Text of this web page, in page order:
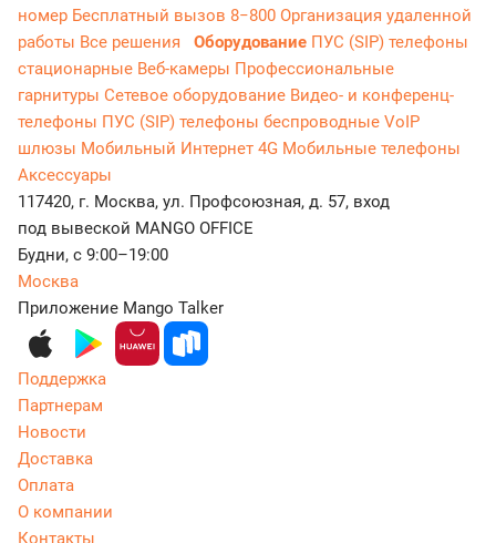
номер Бесплатный вызов 8−800 Организация удаленной
работы Все решения Оборудование ПУС (SIP) телефоны
стационарные Веб-камеры Профессиональные
гарнитуры Сетевое оборудование Видео- и конференц-
телефоны ПУС (SIP) телефоны беспроводные VoIP
шлюзы Мобильный Интернет 4G Мобильные телефоны
Аксессуары
117420, г. Москва, ул. Профсоюзная, д. 57, вход
под вывеской MANGO OFFICE
Будни, с 9:00–19:00
Москва
Приложение Mango Talker
Поддержка
Партнерам
Новости
Доставка
Оплата
О компании
Контакты